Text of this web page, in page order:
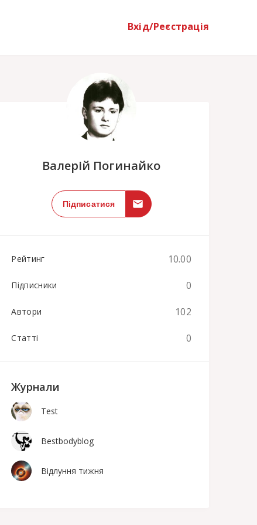
Вхід/Реєстрація
Валерій Погинайко
Підписатися
Рейтинг 10.00
Підписники 0
Автори 102
Статті 0
Журнали
Test
Bestbodyblog
Відлуння тижня